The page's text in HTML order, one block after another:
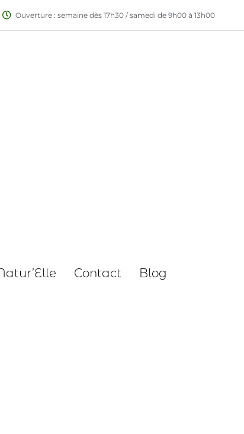
Ouverture : semaine dès 17h30 / samedi de 9h00 à 13h00
Contact Blog